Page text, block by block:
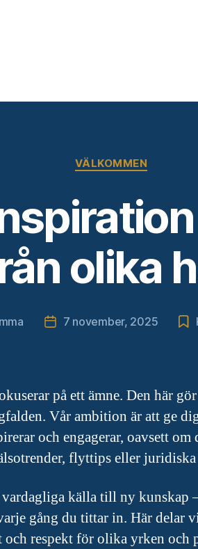
Kategorier
VÄLKOMMEN
olika
Inläggsdatum
7 november, 2025
på ett ämne. Den här
Vår ambition är att ge
och engagerar, oavsett om
flyttips eller
källa till ny kunskap
gång du tittar in. Här delar
respekt för olika yrken och